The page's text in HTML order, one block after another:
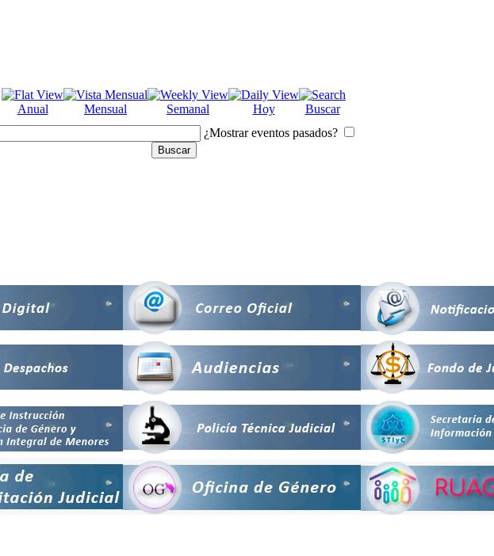
Anual Mensual Semanal Hoy
Buscar
¿Mostrar eventos pasados?